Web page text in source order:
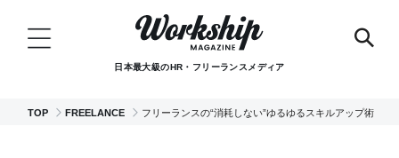
日本最大級のHR・フリーランスメディア
TOP FREELANCE フリーランスの“消耗しない”ゆるゆるスキルアップ術